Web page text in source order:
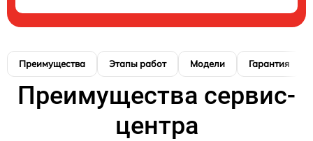
Преимущества Этапы работ Модели Гарантия
Преимущества сервис-
центра